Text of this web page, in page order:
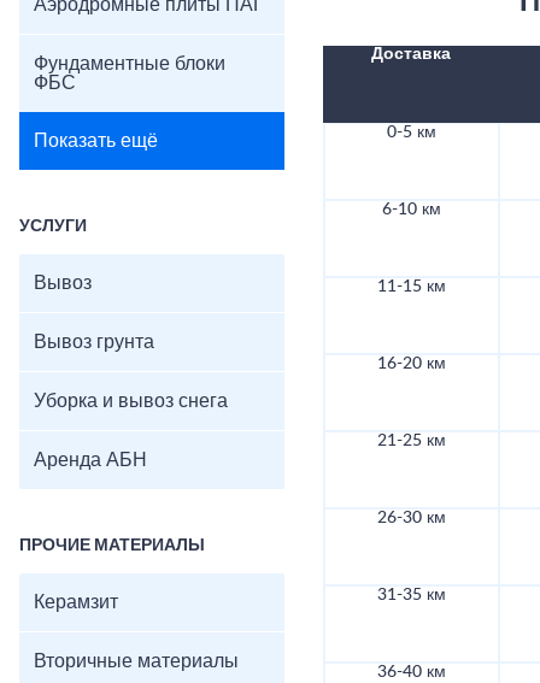
Аэродромные плиты ПАГ
Фундаментные блоки
ФБС
Показать ещё
УСЛУГИ
Вывоз
Вывоз грунта
Уборка и вывоз снега
Аренда АБН
ПРОЧИЕ МАТЕРИАЛЫ
Керамзит
Вторичные материалы
Доставка
0-5 км
6-10 км
11-15 км
16-20 км
21-25 км
26-30 км
31-35 км
36-40 км